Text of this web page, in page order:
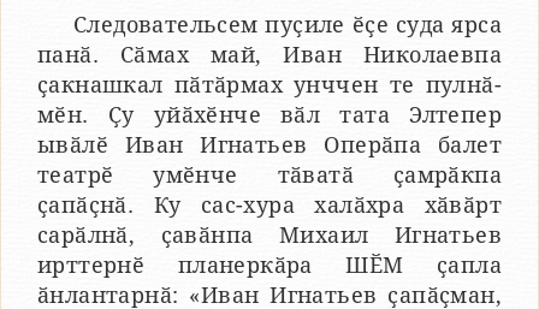
Следовательсем пуҫиле ӗҫе суда ярса
панӑ. Сӑмах май, Иван Николаевпа
ҫакнашкал пӑтӑрмах унччен те пулнӑ-
мӗн. Ҫу уйӑхӗнче вӑл тата Элтепер
ывӑлӗ Иван Игнатьев Оперӑпа балет
театрӗ умӗнче тӑватӑ ҫамрӑкпа
ҫапӑҫнӑ. Ку сас-хура халӑхра хӑвӑрт
сарӑлнӑ, ҫавӑнпа Михаил Игнатьев
ирттернӗ планеркӑра ШӖМ ҫапла
ӑнлантарнӑ: «Иван Игнатьев ҫапӑҫман,